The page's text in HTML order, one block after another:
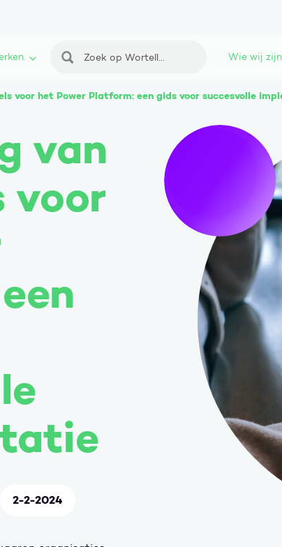
Zoeken Wie wij
voor het Power Platform: een gids voor succesvolle
van
voor
2-2-2024